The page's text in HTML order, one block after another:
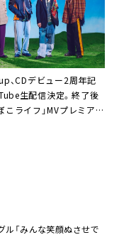
、CDデビュー2周年記
生配信決定。終了後
こライフ」MVプレミア公
ル「みんな笑顔ぬさせで